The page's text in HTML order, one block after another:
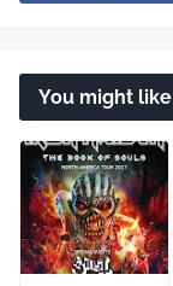
You might like